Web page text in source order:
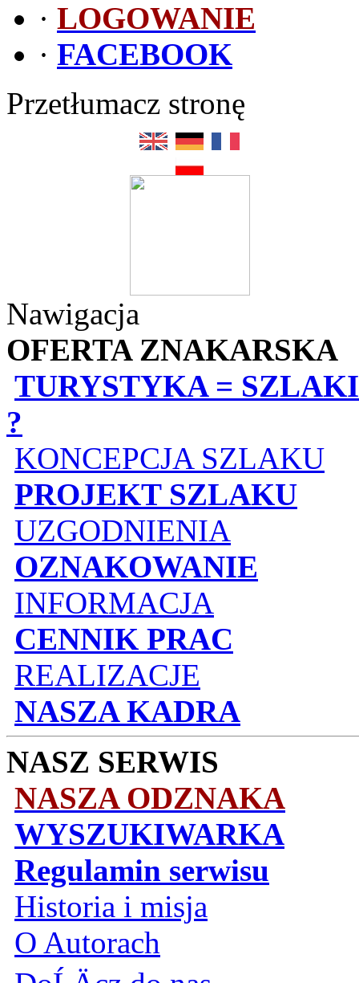
· LOGOWANIE
· FACEBOOK
Przetłumacz stronę
Nawigacja
OFERTA ZNAKARSKA
TURYSTYKA = SZLAKI
?
KONCEPCJA SZLAKU
PROJEKT SZLAKU
UZGODNIENIA
OZNAKOWANIE
INFORMACJA
CENNIK PRAC
REALIZACJE
NASZA KADRA
NASZ SERWIS
NASZA ODZNAKA
WYSZUKIWARKA
Regulamin serwisu
Historia i misja
O Autorach